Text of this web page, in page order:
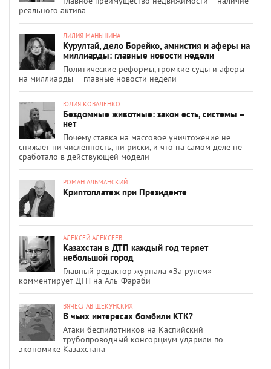
реального актива
ЛИЛИЯ МАНЬШИНА
Курултай, дело Борейко, амнистия и аферы на
миллиарды: главные новости недели
Политические реформы, громкие суды и аферы
на миллиарды — главные новости недели
ЮЛИЯ КОВАЛЕНКО
Бездомные животные: закон есть, системы –
нет
Почему ставка на массовое уничтожение не
снижает ни численность, ни риски, и что на самом деле не
сработало в действующей модели
РОМАН АЛЬМАНСКИЙ
Криптоплатеж при Президенте
АЛЕКСЕЙ АЛЕКСЕЕВ
Казахстан в ДТП каждый год теряет
небольшой город
Главный редактор журнала «За рулём»
комментирует ДТП на Аль-Фараби
ВЯЧЕСЛАВ ЩЕКУНСКИХ
В чьих интересах бомбили КТК?
Атаки беспилотников на Каспийский
трубопроводный консорциум ударили по
экономике Казахстана